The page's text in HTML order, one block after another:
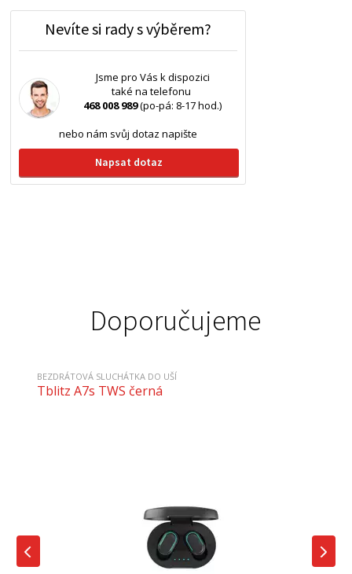
Nevíte si rady s výběrem?
Jsme pro Vás k dispozici
také na telefonu
468 008 989(po-pá: 8-17 hod.)
nebo nám svůj dotaz napište
Napsat dotaz
Doporučujeme
BEZDRÁTOVÁ SLUCHÁTKA DO UŠÍ
Tblitz A7s TWS černá